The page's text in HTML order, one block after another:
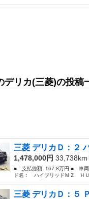
デリカ(三菱)の投稿
三菱 デリカＤ：２
1,478,000円
■ 支払総額: 167.8万円 ■ 車
ド名： ハイブリッドＭＺ Ｈ
三菱 デリカＤ：